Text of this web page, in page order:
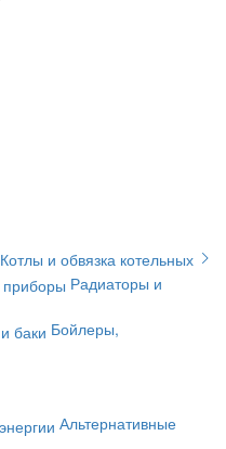
Котлы и обвязка котельных
Радиаторы и
Бойлеры,
Альтернативные